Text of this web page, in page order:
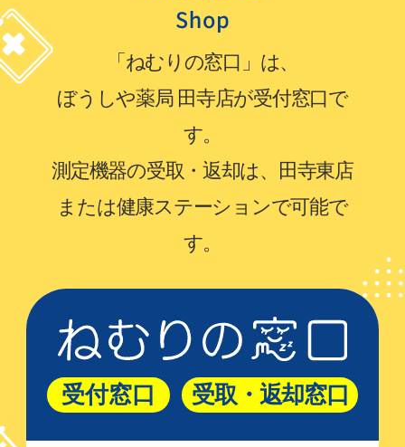
「ねむりの窓口」は、
ぼうしや薬局 田寺店が受付窓口で
す。
測定機器の受取・返却は、田寺東店
または健康ステーションで可能で
す。
受付窓口 受取・返却窓口